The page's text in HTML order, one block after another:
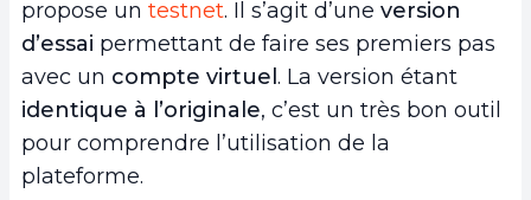
propose un testnet. Il s’agit d’une version
d’essai permettant de faire ses premiers pas
avec un compte virtuel. La version étant
identique à l’originale, c’est un très bon outil
pour comprendre l’utilisation de la
plateforme.